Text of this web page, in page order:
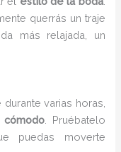
querrás un traje
más relajada, un
varias horas,
cómodo. Pruébatelo
puedas moverte